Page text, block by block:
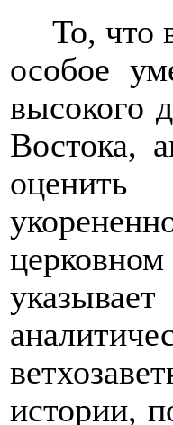
То, что
особое
высокого
Востока,
истории,